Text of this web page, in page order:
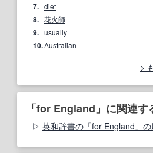
7. diet
8. 花火師
9. usually
10.Australian
「for England」に関連す
英和辞書の「for England」の